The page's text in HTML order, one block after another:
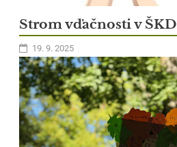
Strom vďačnosti v ŠKD
19. 9. 2025